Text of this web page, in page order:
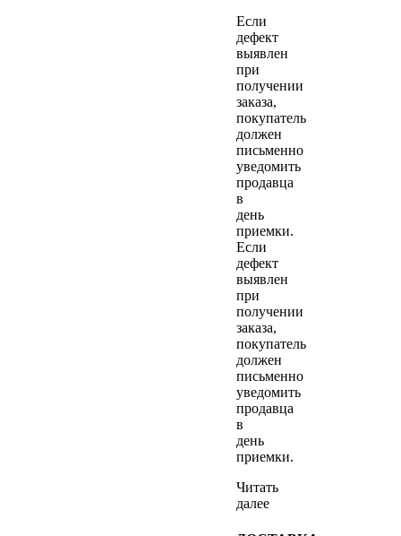
Если
дефект
выявлен
при
получении
заказа,
покупатель
должен
письменно
уведомить
продавца
в
день
приемки.
Если
дефект
выявлен
при
получении
заказа,
покупатель
должен
письменно
уведомить
продавца
в
день
приемки.
Читать
далее